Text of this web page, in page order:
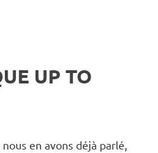
UP TO
en avons déjà parlé,